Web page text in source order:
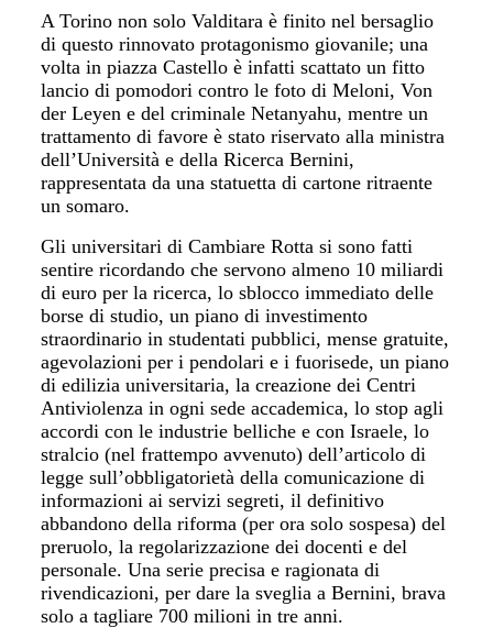
A Torino non solo Valditara è finito nel bersaglio
di questo rinnovato protagonismo giovanile; una
volta in piazza Castello è infatti scattato un fitto
lancio di pomodori contro le foto di Meloni, Von
der Leyen e del criminale Netanyahu, mentre un
trattamento di favore è stato riservato alla ministra
dell’Università e della Ricerca Bernini,
rappresentata da una statuetta di cartone ritraente
un somaro.
Gli universitari di Cambiare Rotta si sono fatti
sentire ricordando che servono almeno 10 miliardi
di euro per la ricerca, lo sblocco immediato delle
borse di studio, un piano di investimento
straordinario in studentati pubblici, mense gratuite,
agevolazioni per i pendolari e i fuorisede, un piano
di edilizia universitaria, la creazione dei Centri
Antiviolenza in ogni sede accademica, lo stop agli
accordi con le industrie belliche e con Israele, lo
stralcio (nel frattempo avvenuto) dell’articolo di
legge sull’obbligatorietà della comunicazione di
informazioni ai servizi segreti, il definitivo
abbandono della riforma (per ora solo sospesa) del
preruolo, la regolarizzazione dei docenti e del
personale. Una serie precisa e ragionata di
rivendicazioni, per dare la sveglia a Bernini, brava
solo a tagliare 700 milioni in tre anni.